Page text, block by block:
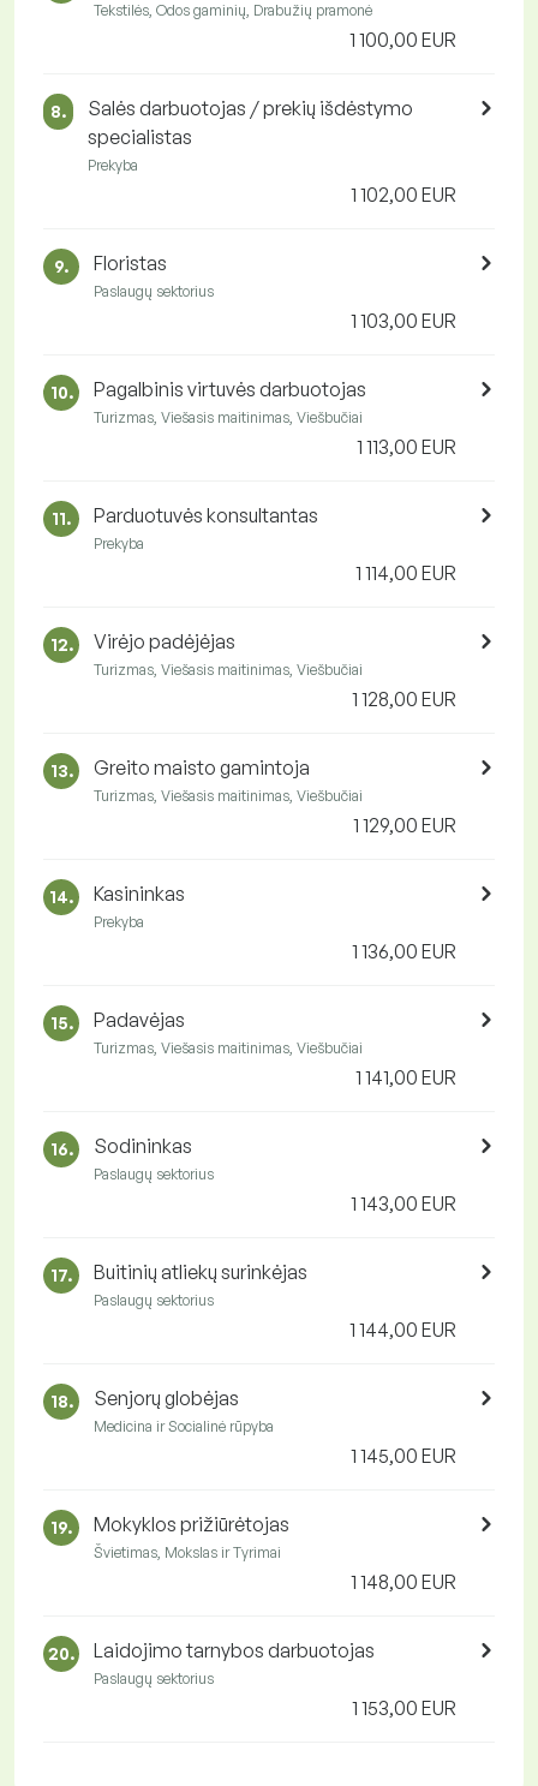
Tekstilės, Odos gaminių, Drabužių pramonė
1 100,00 EUR
8.
Salės darbuotojas / prekių išdėstymo
specialistas
Prekyba
1 102,00 EUR
9. Floristas
Paslaugų sektorius
1 103,00 EUR
10. Pagalbinis virtuvės darbuotojas
Turizmas, Viešasis maitinimas, Viešbučiai
1 113,00 EUR
11. Parduotuvės konsultantas
Prekyba
1 114,00 EUR
12. Virėjo padėjėjas
Turizmas, Viešasis maitinimas, Viešbučiai
1 128,00 EUR
13. Greito maisto gamintoja
Turizmas, Viešasis maitinimas, Viešbučiai
1 129,00 EUR
14. Kasininkas
Prekyba
1 136,00 EUR
15. Padavėjas
Turizmas, Viešasis maitinimas, Viešbučiai
1 141,00 EUR
16. Sodininkas
Paslaugų sektorius
1 143,00 EUR
17. Buitinių atliekų surinkėjas
Paslaugų sektorius
1 144,00 EUR
18. Senjorų globėjas
Medicina ir Socialinė rūpyba
1 145,00 EUR
19. Mokyklos prižiūrėtojas
Švietimas, Mokslas ir Tyrimai
1 148,00 EUR
20. Laidojimo tarnybos darbuotojas
Paslaugų sektorius
1 153,00 EUR